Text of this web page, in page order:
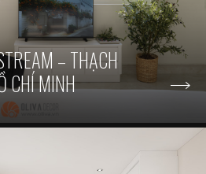
– THẠCH
CHÍ MINH